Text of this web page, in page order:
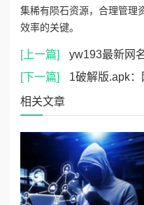
集稀有陨石资源，合理管理
效率的关键。
[上一篇]
yw193最新网名叫什么
[下一篇]
1破解版.apk：网友热评
相关文章